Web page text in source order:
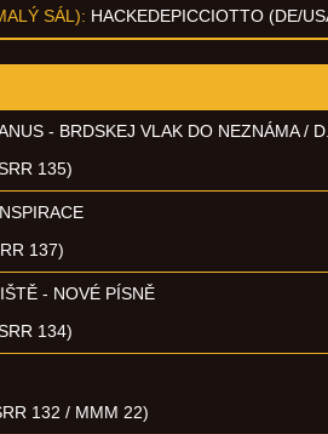
SÁL): HACKEDEPICCIOTTO (DE/
- BRDSKEJ VLAK DO NEZNÁMA /
135)
137)
- NOVÉ PÍSNĚ
134)
132 / MMM 22)